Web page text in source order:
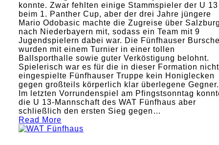
konnte. Zwar fehlten einige Stammspieler der U 13
beim 1. Panther Cup, aber der drei Jahre jüngere
Mario Odobasic machte die Zugreise über
nach Niederbayern mit, sodass ein Team mit 9
Jugendspielern dabei war. Die Fünfhauser
wurden mit einem Turnier in einer tollen
Ballsporthalle sowie guter Verköstigung belohnt.
Spielerisch war es für die in dieser Formation nicht
eingespielte Fünfhauser Truppe kein Honiglecken
gegen großteils körperlich klar überlegene Gegner.
Im letzten Vorrundenspiel am Pfingstsonntag
die U 13-Mannschaft des WAT Fünfhaus aber
schließlich den ersten Sieg gegen…
Read More